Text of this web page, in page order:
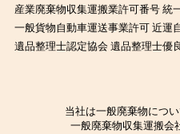
産業廃棄物収集運搬業許可番号 統
一般貨物自動車運送事業許可 近運
遺品整理士認定協会 遺品整理士優
当社は一般廃棄物につ
一般廃棄物収集運搬会